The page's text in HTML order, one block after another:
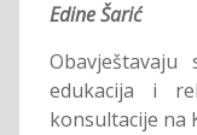
Edine Šarić
Obavještavaju
edukacija i
konsultacije na